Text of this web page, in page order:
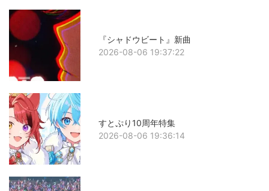
『シャドウビート』新曲
2026-08-06 19:37:22
すとぷり10周年特集
2026-08-06 19:36:14